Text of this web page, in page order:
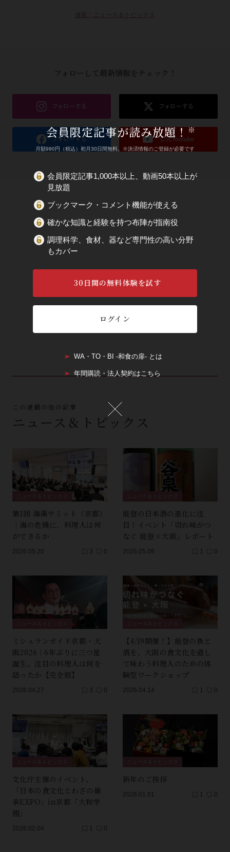
連載：ニュース＆トピックス
フォローして最新情報をチェック！
この連載の他の記事
ニュース＆トピックス
第1回 海藻サミット（京都）
｜海の危機に、料理人は何
ができるか
2026.05.20 3 0
能登の日本酒の進化に注
目！イベント「切れ味がつ
なぐ 能登×大阪」レポート
2026.05.08 1 0
ミシュランガイド京都・大
阪2026｜6年ぶりに三つ星
誕生。注目の料理人は何を
語ったか【完全版】
2026.04.27 3 0
【4/19開催！】能登の魚と
酒を、大阪の食文化を通し
て味わう料理人のための体
験型ワークショップ
2026.04.14 1 0
文化庁主催のイベント、
「日本の食文化とわざの継
承EXPO」in京都「大和学
園」
2026.02.04 1 0
新年のご挨拶
2026.01.01 1 0
会員限定記事が読み放題！※
月額990円（税込）初月30日間無料。※決済情報のご登録が必要です
会員限定記事1,000本以上、動画50本以上が
見放題
ブックマーク・コメント機能が使える
確かな知識と経験を持つ布陣が指南役
調理科学、食材、器など専門性の高い分野
もカバー
30日間の無料体験を試す
ログイン
WA・TO・BI -和食の扉- とは
年間購読・法人契約はこちら